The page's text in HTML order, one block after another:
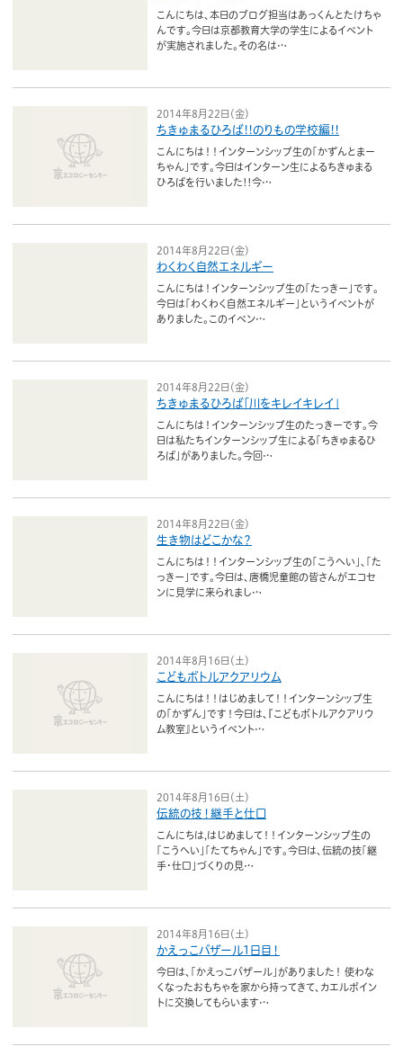
こんにちは、本日のブログ担当はあっくんとたけちゃ
んです。今日は京都教育大学の学生によるイベント
が実施されました。その名は…
2014年8月22日（金）
ちきゅまるひろば!!のりもの学校編!!
こんにちは！！インターンシップ生の「かずんとまー
ちゃん」です。今日はインターン生によるちきゅまる
ひろばを行いました!!今…
2014年8月22日（金）
わくわく自然エネルギー
こんにちは！インターンシップ生の「たっきー」です。
今日は「わくわく自然エネルギー」というイベントが
ありました。このイベン…
2014年8月22日（金）
ちきゅまるひろば「川をキレイキレイ」
こんにちは！インターンシップ生のたっきーです。今
日は私たちインターンシップ生による「ちきゅまるひ
ろば」がありました。今回…
2014年8月22日（金）
生き物はどこかな？
こんにちは！！インターンシップ生の「こうへい」、「た
っきー」です。今日は、唐橋児童館の皆さんがエコセ
ンに見学に来られまし…
2014年8月16日（土）
こどもボトルアクアリウム
こんにちは！！はじめまして！！インターンシップ生
の「かずん」です！今日は、『こどもボトルアクアリウ
ム教室』というイベント…
2014年8月16日（土）
伝統の技！継手と仕口
こんにちは,はじめまして！！インターンシップ生の
「こうへい」「たてちゃん」です。今日は、伝統の技「継
手・仕口」づくりの見…
2014年8月16日（土）
かえっこバザール1日目！
今日は、「かえっこバザール」がありました！ 使わな
くなったおもちゃを家から持ってきて、カエルポイン
トに交換してもらいます…